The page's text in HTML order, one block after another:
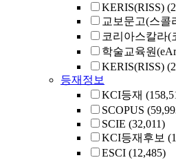
KERIS(RISS)
교보문고(스콜
코리아스칼라(
학술교육원
KERIS(RISS)
등재정보
KCI등재
SCOPUS
SCIE (32,011)
KCI등재후보
ESCI (12,485)